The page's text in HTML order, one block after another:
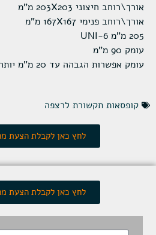
אורך\רוחב חיצוני 203X203 מ"מ
אורך\רוחב פנימי 167X167 מ"מ
205 מ"מ UNI-6
עומק 90 מ"מ
עומק אפשרות הגבהה עד 20 מ"מ יותר.
קופסאות תקשורת לרצפה
לחץ כאן לקבלת הצעת
לחץ כאן לקבלת הצעת